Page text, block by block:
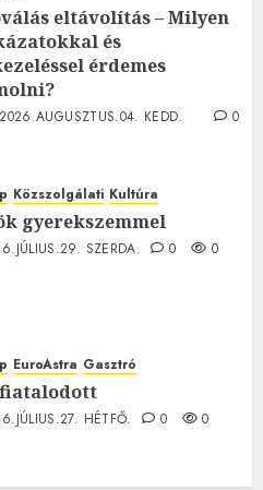
eltávolítás – Milyen
és
érdemes
2026.AUGUSZTUS.04. KEDD.
0
Közszolgálati Kultúra
gyerekszemmel
SZERDA. 0 0
EuroAstra Gasztró
HÉTFŐ. 0 0